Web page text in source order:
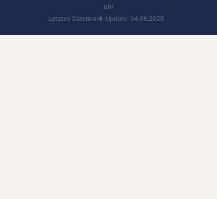
uhr
Letztes Datenbank-Update: 04.08.2026